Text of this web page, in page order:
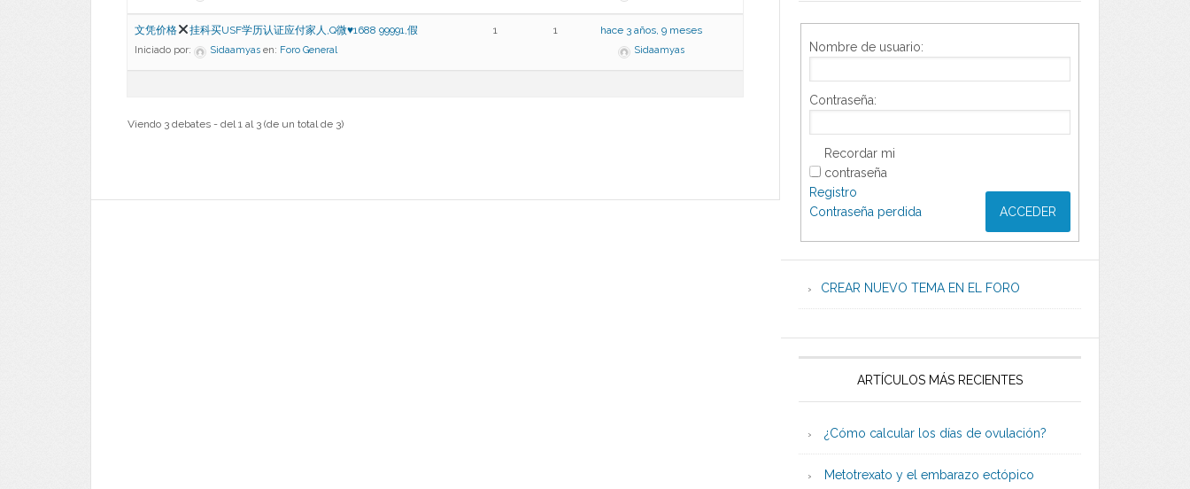
文凭价格 挂科买USF学历认证应付家人,Q微♥1688 99991,假
Iniciado por: Sidaamyas en: Foro General
1 1 hace 3 años, 9 meses
Sidaamyas
Viendo 3 debates - del 1 al 3 (de un total de 3)
Nombre de usuario:
Contraseña:
Recordar mi
contraseña
ACCEDER
Registro
Contraseña perdida
CREAR NUEVO TEMA EN EL FORO
ARTÍCULOS MÁS RECIENTES
¿Cómo calcular los días de ovulación?
Metotrexato y el embarazo ectópico